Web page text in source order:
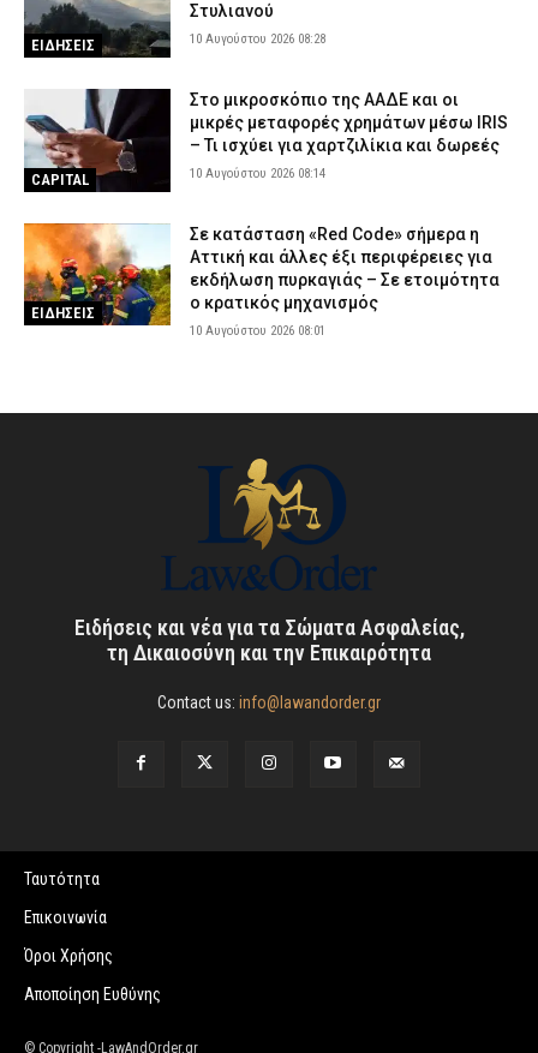
ΕΙΔΗΣΕΙΣ
Στυλιανού
10 Αυγούστου 2026 08:28
CAPITAL
Στο μικροσκόπιο της ΑΑΔΕ και οι
μικρές μεταφορές χρημάτων μέσω IRIS
– Τι ισχύει για χαρτζιλίκια και δωρεές
10 Αυγούστου 2026 08:14
ΕΙΔΗΣΕΙΣ
Σε κατάσταση «Red Code» σήμερα η
Αττική και άλλες έξι περιφέρειες για
εκδήλωση πυρκαγιάς – Σε ετοιμότητα
ο κρατικός μηχανισμός
10 Αυγούστου 2026 08:01
Ειδήσεις και νέα για τα Σώματα Ασφαλείας,
τη Δικαιοσύνη και την Επικαιρότητα
Contact us: info@lawandorder.gr
Ταυτότητα
Επικοινωνία
Όροι Χρήσης
Αποποίηση Ευθύνης
© Copyright -LawAndOrder.gr